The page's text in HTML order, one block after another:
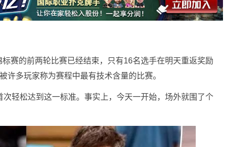
标赛的前两轮比赛已经结束，只有16名选手在明天重返奖励
许多玩家称为赛程中最有技术含量的比赛。
轻松达到这一标准。事实上，今天一开始，场外就围了个